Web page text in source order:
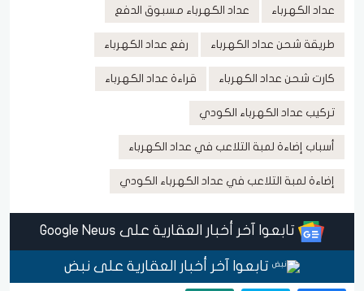
عداد الكهرباء عداد الكهرباء مسبوق الدفع
طريقة شحن عداد الكهرباء رفع عداد الكهرباء
كارت شحن عداد الكهرباء قراءة عداد الكهرباء
تركيب عداد الكهرباء الكودي
أسباب إضاءة لمبة التلاعب في عداد الكهرباء
إضاءة لمبة التلاعب في عداد الكهرباء الكودي
تابعوا آخر أخبار العقارية على Google News
تابعوا آخر أخبار العقارية على نبض